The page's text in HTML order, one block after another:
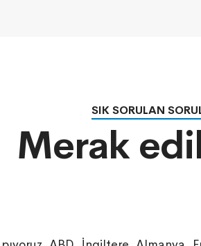
SIK SORULAN
Merak